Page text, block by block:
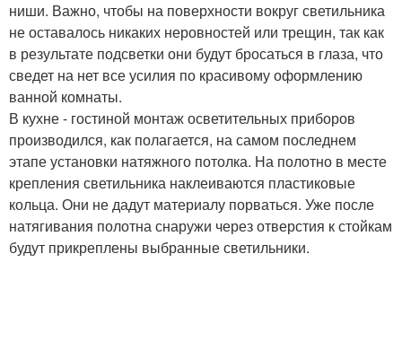
ниши. Важно, чтобы на поверхности вокруг светильника
не оставалось никаких неровностей или трещин, так как
в результате подсветки они будут бросаться в глаза, что
сведет на нет все усилия по красивому оформлению
ванной комнаты.
В кухне - гостиной монтаж осветительных приборов
производился, как полагается, на самом последнем
этапе установки натяжного потолка. На полотно в месте
крепления светильника наклеиваются пластиковые
кольца. Они не дадут материалу порваться. Уже после
натягивания полотна снаружи через отверстия к стойкам
будут прикреплены выбранные светильники.